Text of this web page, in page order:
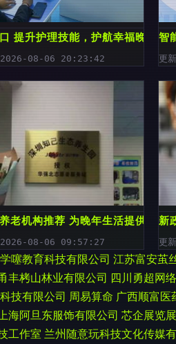
的变革与机遇
提升护理技能，护航幸福晚年养
2026-08-06 20:23:42
智
更
诊与养老服务
老机构推荐 为晚年生活提供温馨
2026-08-06 09:57:27
新
更
噻教育科技有限公司 江苏富安茧
丰栲山林业有限公司 四川勇超网
技有限公司 周易算命 广西顺富医
海阿旦东服饰有限公司 芯企展览
工作室 兰州随意玩科技文化传媒